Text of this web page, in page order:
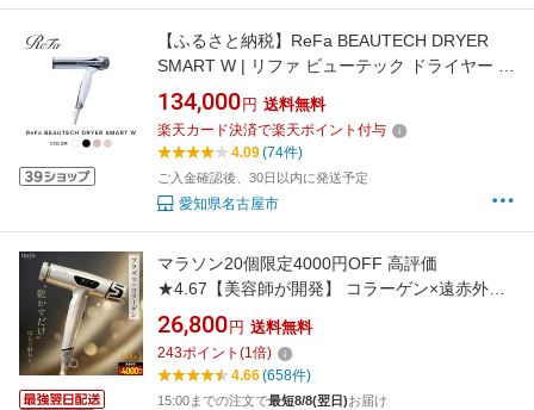
【ふるさと納税】ReFa BEAUTECH DRYER
SMART W | リファ ビューテック ドライヤー ス
マートダブル ドライヤー 1年保証 海外対応 引
っ越し 新居 海外対応 折り畳み コンパクト 軽量
ヘアドライヤー 速乾 大風量 ヘアケア 人気 おす
134,000 円 送料無料
楽天カード決済で楽天ポイント付与
4.09(74件)
ご入金確認後、30日以内に発送予定
愛知県名古屋市
マラソン20個限定4000円OFF 高評価
★4.67【美容師が開発】 コラーゲン×遠赤外線×
プラズマイオン搭載 最上位モデル 超軽量360g
折りたたみ式 速乾 大風量 キュアコラーゲンイ
オンドライヤー 1200W 【満足できなかったら
返品OK】 ドライヤー
26,800 円 送料無料
243ポイント (1倍)
4.66(658件)
15:00までの注文で最短8/8(翌日)お届け